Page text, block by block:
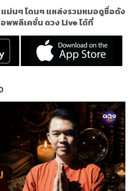
ม่นๆ โดนๆ แหล่งรวมหมอดูชื่อดัง
พพลิเคชั่น ดวง Live ได้ที่